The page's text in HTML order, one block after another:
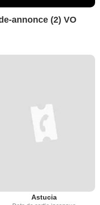
annonce (2) VO
Astucia